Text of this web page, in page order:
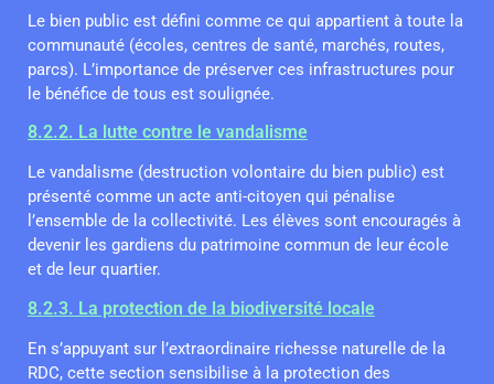
Le bien public est défini comme ce qui appartient à toute la
communauté (écoles, centres de santé, marchés, routes,
parcs). L’importance de préserver ces infrastructures pour
le bénéfice de tous est soulignée.
8.2.2. La lutte contre le vandalisme
Le vandalisme (destruction volontaire du bien public) est
présenté comme un acte anti-citoyen qui pénalise
l’ensemble de la collectivité. Les élèves sont encouragés à
devenir les gardiens du patrimoine commun de leur école
et de leur quartier.
8.2.3. La protection de la biodiversité locale
En s’appuyant sur l’extraordinaire richesse naturelle de la
RDC, cette section sensibilise à la protection des